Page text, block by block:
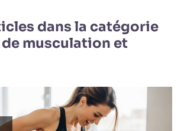
dans la catégorie
musculation et